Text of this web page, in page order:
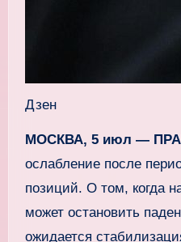
Дзен
МОСКВА, 5 июл —
ослабление после
позиций. О том, когда
может остановить
ожидается